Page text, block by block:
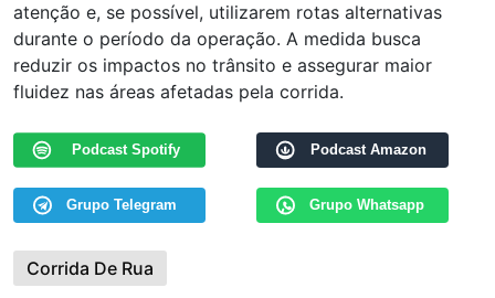
atenção e, se possível, utilizarem rotas alternativas
durante o período da operação. A medida busca
reduzir os impactos no trânsito e assegurar maior
fluidez nas áreas afetadas pela corrida.
Podcast Spotify Podcast Amazon
Grupo Telegram Grupo Whatsapp
Corrida De Rua